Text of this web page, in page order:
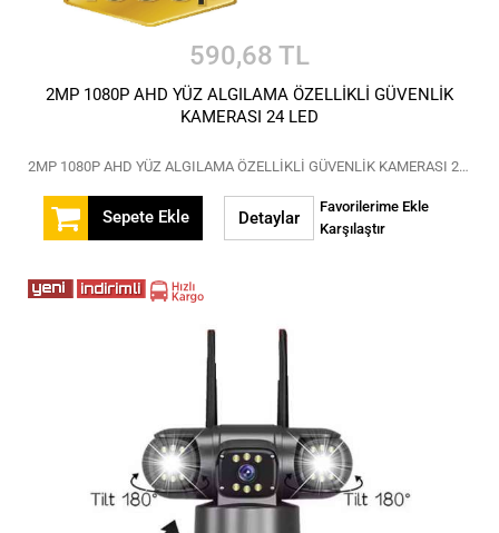
590,68 TL
2MP 1080P AHD YÜZ ALGILAMA ÖZELLİKLİ GÜVENLİK
KAMERASI 24 LED
2MP 1080P AHD YÜZ ALGILAMA ÖZELLİKLİ GÜVENLİK KAMERASI 24 LED
Sepete Ekle Detaylar
Favorilerime Ekle
Karşılaştır